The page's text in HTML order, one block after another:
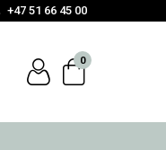
+47 51 66 45 00
0